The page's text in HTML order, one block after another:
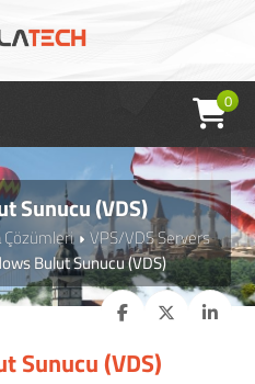
0
Sunucu (VDS)
Çözümleri
VPS/VDS Servers
Bulut Sunucu (VDS)
Sunucu (VDS)